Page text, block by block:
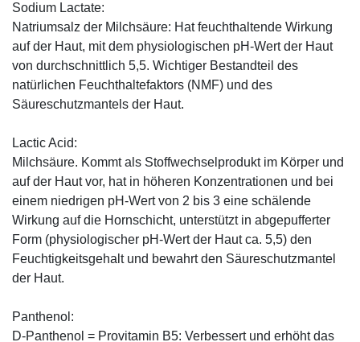
Sodium Lactate:
Natriumsalz der Milchsäure: Hat feuchthaltende Wirkung
auf der Haut, mit dem physiologischen pH-Wert der Haut
von durchschnittlich 5,5. Wichtiger Bestandteil des
natürlichen Feuchthaltefaktors (NMF) und des
Säureschutzmantels der Haut.
Lactic Acid:
Milchsäure. Kommt als Stoffwechselprodukt im Körper und
auf der Haut vor, hat in höheren Konzentrationen und bei
einem niedrigen pH-Wert von 2 bis 3 eine schälende
Wirkung auf die Hornschicht, unterstützt in abgepufferter
Form (physiologischer pH-Wert der Haut ca. 5,5) den
Feuchtigkeitsgehalt und bewahrt den Säureschutzmantel
der Haut.
Panthenol:
D-Panthenol = Provitamin B5: Verbessert und erhöht das